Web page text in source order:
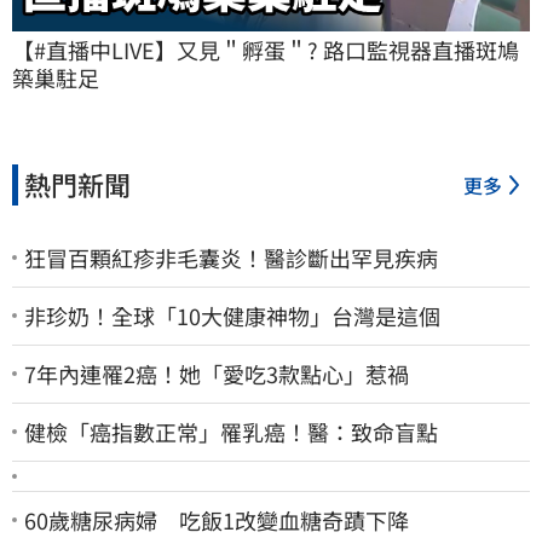
【#直播中LIVE】又見＂孵蛋＂? 路口監視器直播斑鳩
築巢駐足
熱門新聞 更多
狂冒百顆紅疹非毛囊炎！醫診斷出罕見疾病
非珍奶！全球「10大健康神物」台灣是這個
7年內連罹2癌！她「愛吃3款點心」惹禍
健檢「癌指數正常」罹乳癌！醫：致命盲點
60歲糖尿病婦 吃飯1改變血糖奇蹟下降